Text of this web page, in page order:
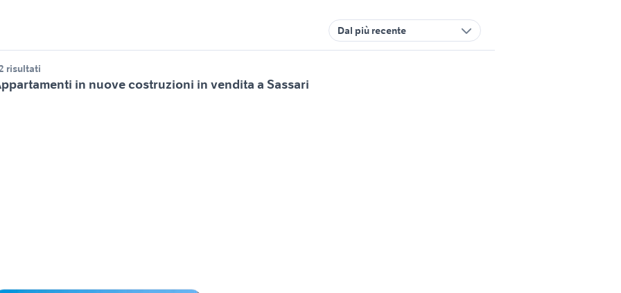
Dal più recente
risultati
in nuove costruzioni in vendita a Sassari